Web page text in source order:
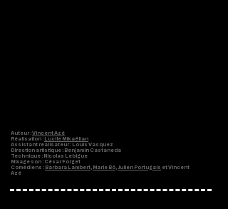
Auteur :Vincent Azé
Réalisation : Lucile Mikaëlian
Assistant réalisateur : Louis Vasquez
Direction artistique : Benjamin Castaneda
Technique : Nicolas Lebigue
Mixage son : César Forget
Comédiens : Barbara Lambert Marie Bô Julien Portugais et Vincent
Azé